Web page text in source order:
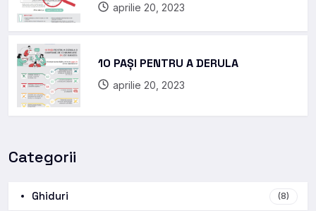
aprilie 20, 2023
10 PAȘI PENTRU A DERULA
aprilie 20, 2023
Categorii
Ghiduri (8)